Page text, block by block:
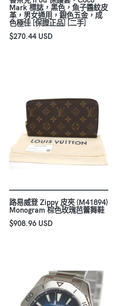
Mark 標誌，黑色，魚子醬紋皮
革，男女通用，銀色五金，成
色極佳 [保證正品] [二手]
$270.44 USD
路易威登 Zippy 皮夾 (M41894)
Monogram 棕色玫瑰芭蕾舞鞋
$908.96 USD